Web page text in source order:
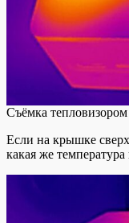
Съёмка
Если на крышке
какая же